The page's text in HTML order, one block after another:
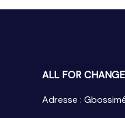
ALL FOR CHANGE
Adresse :